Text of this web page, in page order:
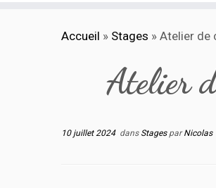
Accueil » Stages » Atelier de
Atelier
10 juillet 2024dans Stages parNicolas